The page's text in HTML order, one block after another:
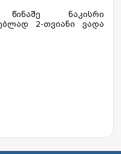
ნაკისრი
2-თვიანი ვადა